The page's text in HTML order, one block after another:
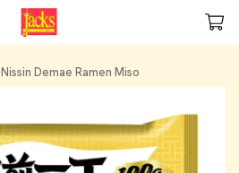
Nissin Demae Ramen Miso